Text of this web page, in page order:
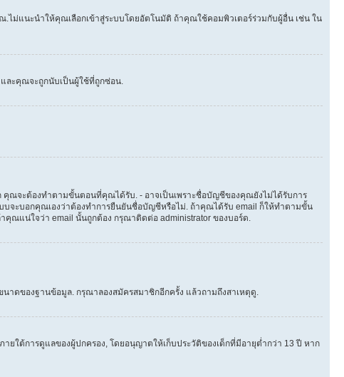
ม่แนะนำให้คุณเลือกเข้าสู่ระบบโดยอัตโนมัติ ถ้าคุณใช้คอมพิวเตอร์ร่วมกับผู้อื่น เช่น ใน
ละคุณจะถูกนับเป็นผู้ใช้ที่ถูกซ่อน.
ณจะต้องทำตามขั้นตอนที่คุณได้รับ. - อาจเป็นเพราะชื่อบัญชีของคุณยังไม่ได้รับการ
บจะบอกคุณเองว่าต้องทำการยืนยันชื่อบัญชีหรือไม่. ถ้าคุณได้รับ email ก็ให้ทำตามขั้น
ณแน่ใจว่า email นั้นถูกต้อง กรุณาติดต่อ administrator ของบอร์ด.
าดของฐานข้อมูล. กรุณาลองสมัครสมาชิกอีกครั้ง แล้วถามถึงสาเหตุดู.
ายใต้การดูแลของผู้ปกครอง, โดยอนุญาตให้เก็บประวัติของเด็กที่มีอายุต่ำกว่า 13 ปี หาก